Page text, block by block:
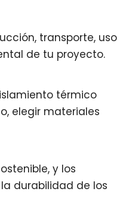
transporte, uso
de tu proyecto.
térmico
elegir materiales
y los
durabilidad de los